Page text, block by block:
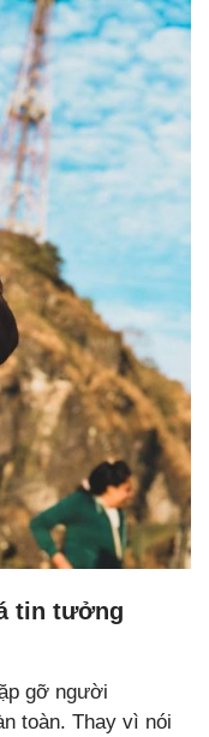
tin tưởng
gỡ người
toàn. Thay vì nói